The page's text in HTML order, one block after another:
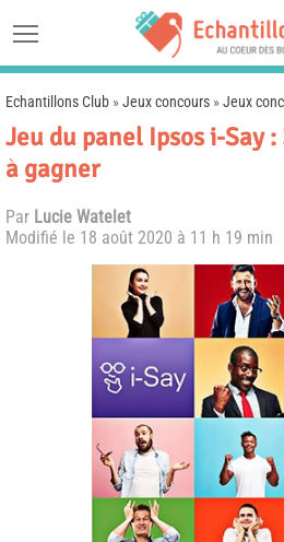
Echantillons Club »Jeux concours »Jeux
Jeu du panel Ipsos i-Say
à gagner
Par Lucie Watelet
Modifié le 18 août 2020 à 11 h 19 min